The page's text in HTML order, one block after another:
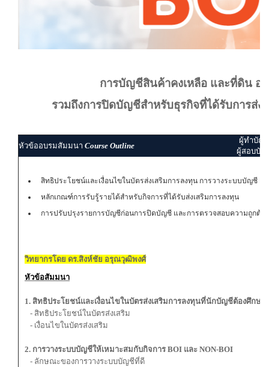
การบัญชีสินค้าคงเหลือ และที่ดิน อ
รวมถึงการปิดบัญชีสำหรับธุรกิจที่ได้รับการส่ง
หัวข้ออบรมสัมมนา Course Outline
ผู้ทำบัญ
ผู้สอบบัญ
สิทธิประโยชน์และเงื่อนไขในบัตรส่งเสริมการลงทุน การวางระบบบัญชี
หลักเกณฑ์การรับรู้รายได้สำหรับกิจการที่ได้รับส่งเสริมการลงทุน
การปรับปรุงรายการบัญชีก่อนการปิดบัญชี และการตรวจสอบความถูกต้
วิทยากรโดย ดร.สิงห์ชัย อรุณวุฒิพงศ์
หัวข้อสัมมนา
1. สิทธิประโยชน์และเงื่อนไขในบัตรส่งเสริมการลงทุนที่นักบัญชีต้องศึกษา
- สิทธิประโยชน์ในบัตรส่งเสริม
- เงื่อนไขในบัตรส่งเสริม
2. การวางระบบบัญชีให้เหมาะสมกับกิจการ BOI และ NON-BOI
- ลักษณะของการวางระบบบัญชีที่ดี